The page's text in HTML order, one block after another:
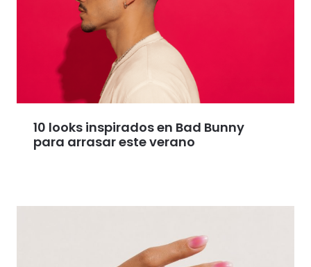
10 looks inspirados en Bad Bunny
para arrasar este verano